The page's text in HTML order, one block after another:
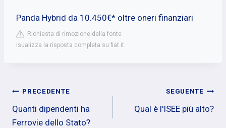
Panda Hybrid da 10.450€* oltre oneri finanziari​
Richiesta di rimozione della fonte
isualizza la risposta completa su fiat.it
Navigazione
articoli
PRECEDENTE
Quanti dipendenti ha
Ferrovie dello Stato?
SEGUENTE
Qual è l'ISEE più alto?